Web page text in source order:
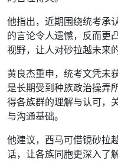
他指出，近期围绕统考承
的言论令人遗憾，反而更
视野，让人对砂拉越未来
黄良杰重申，统考文凭未
是长期受到种族政治操弄
得各族群的理解与认可，
与沟通基础。
他建议，西马可借镜砂拉
话，让各族同胞更深入了